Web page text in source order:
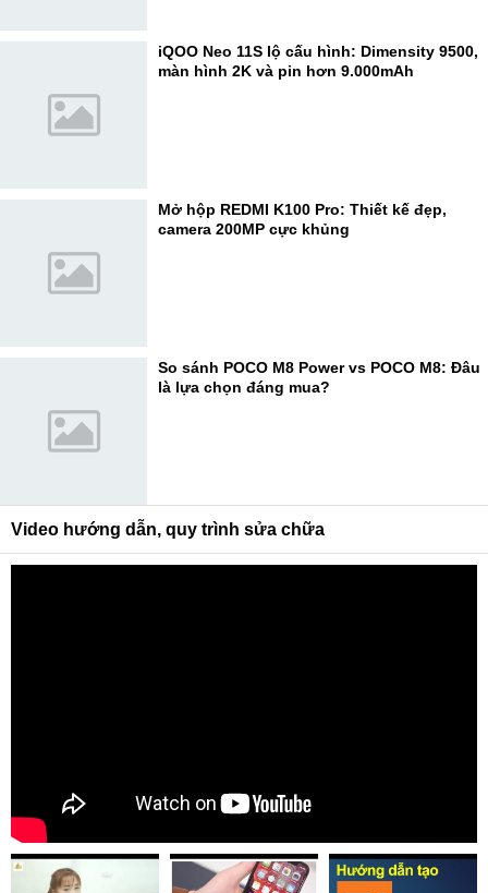
iQOO Neo 11S lộ cấu hình: Dimensity 9500,
màn hình 2K và pin hơn 9.000mAh
Mở hộp REDMI K100 Pro: Thiết kế đẹp,
camera 200MP cực khủng
So sánh POCO M8 Power vs POCO M8: Đâu
là lựa chọn đáng mua?
Video hướng dẫn, quy trình sửa chữa